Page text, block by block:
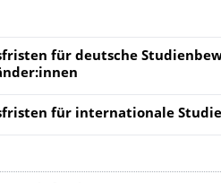
für deutsche
für internationale